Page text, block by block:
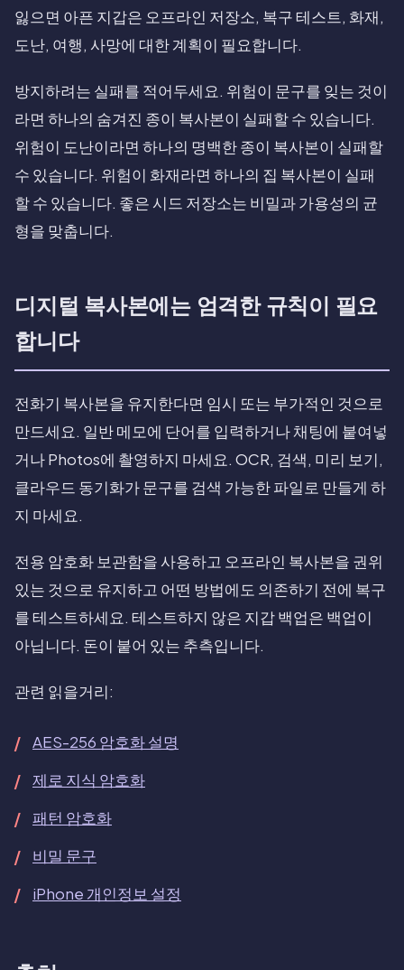
잃으면 아픈 지갑은 오프라인 저장소, 복구 테스트, 화재,
도난, 여행, 사망에 대한 계획이 필요합니다.
방지하려는 실패를 적어두세요. 위험이 문구를 잊는 것이
라면 하나의 숨겨진 종이 복사본이 실패할 수 있습니다.
위험이 도난이라면 하나의 명백한 종이 복사본이 실패할
수 있습니다. 위험이 화재라면 하나의 집 복사본이 실패
할 수 있습니다. 좋은 시드 저장소는 비밀과 가용성의 균
형을 맞춥니다.
디지털 복사본에는 엄격한 규칙이 필요
합니다
전화기 복사본을 유지한다면 임시 또는 부가적인 것으로
만드세요. 일반 메모에 단어를 입력하거나 채팅에 붙여넣
거나 Photos에 촬영하지 마세요. OCR, 검색, 미리 보기,
클라우드 동기화가 문구를 검색 가능한 파일로 만들게 하
지 마세요.
전용 암호화 보관함을 사용하고 오프라인 복사본을 권위
있는 것으로 유지하고 어떤 방법에도 의존하기 전에 복구
를 테스트하세요. 테스트하지 않은 지갑 백업은 백업이
아닙니다. 돈이 붙어 있는 추측입니다.
관련 읽을거리:
AES-256 암호화 설명
제로 지식 암호화
패턴 암호화
비밀 문구
iPhone 개인정보 설정